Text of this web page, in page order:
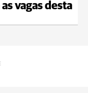
vagas desta